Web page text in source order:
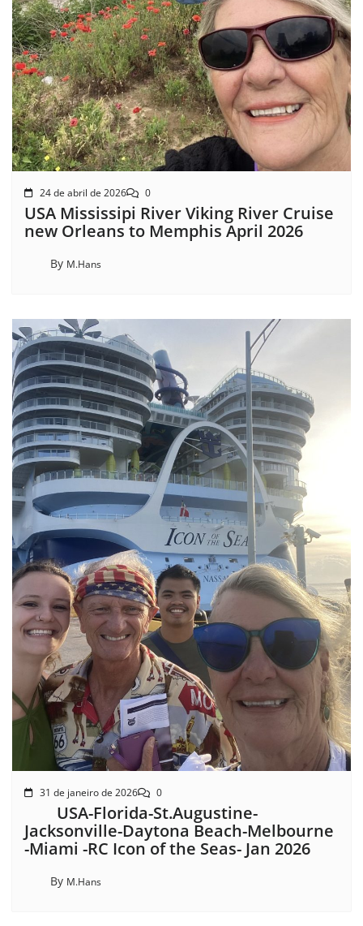
24 de abril de 2026 0
USA Mississipi River Viking River Cruise
new Orleans to Memphis April 2026
By M.Hans
31 de janeiro de 2026 0
USA-Florida-St.Augustine-
Jacksonville-Daytona Beach-Melbourne
-Miami -RC Icon of the Seas- Jan 2026
By M.Hans